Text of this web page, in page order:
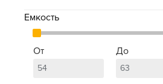
Емкость
От До